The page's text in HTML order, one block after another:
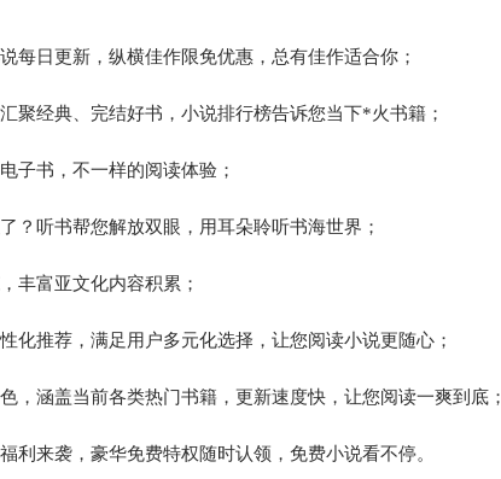
每日更新，纵横佳作限免优惠，总有佳作适合你；
聚经典、完结好书，小说排行榜告诉您当下*火书籍；
子书，不一样的阅读体验；
？听书帮您解放双眼，用耳朵聆听书海世界；
丰富亚文化内容积累；
化推荐，满足用户多元化选择，让您阅读小说更随心；
，涵盖当前各类热门书籍，更新速度快，让您阅读一爽到底；
利来袭，豪华免费特权随时认领，免费小说看不停。